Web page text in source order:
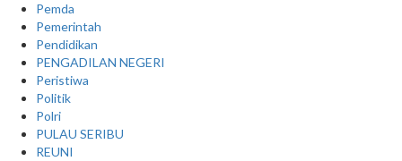
Pemda
Pemerintah
Pendidikan
PENGADILAN NEGERI
Peristiwa
Politik
Polri
PULAU SERIBU
REUNI